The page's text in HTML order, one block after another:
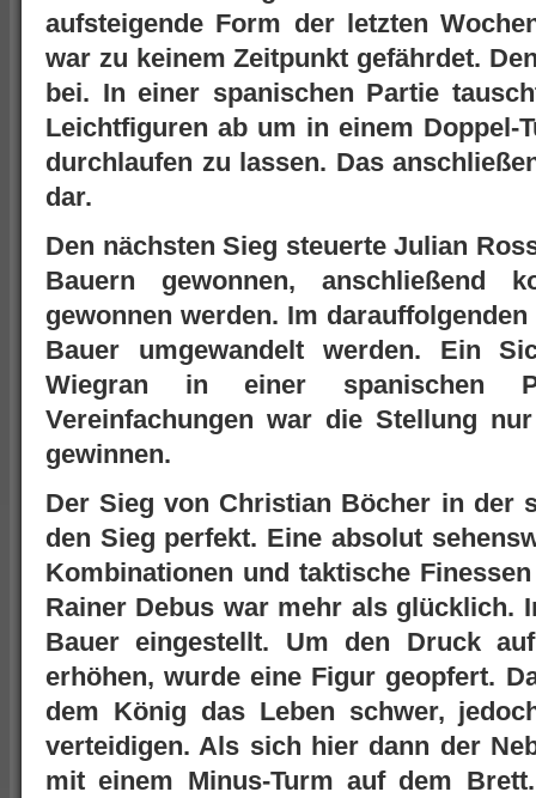
aufsteigende Form der letzten
war zu keinem Zeitpunkt gefährdet.
bei. In einer spanischen Partie
Leichtfiguren ab um in einem Doppel-
durchlaufen zu lassen. Das
dar.
Den nächsten Sieg steuerte Julian
Bauern gewonnen, anschließend
gewonnen werden. Im
Bauer umgewandelt werden. Ein
Wiegran in einer spanischen
Vereinfachungen war die Stellung
gewinnen.
Der Sieg von Christian Böcher in der
den Sieg perfekt. Eine absolut
Kombinationen und taktische
Rainer Debus war mehr als glücklich.
Bauer eingestellt. Um den Druck
erhöhen, wurde eine Figur geopfert.
dem König das Leben schwer,
verteidigen. Als sich hier dann der
mit einem Minus-Turm auf dem